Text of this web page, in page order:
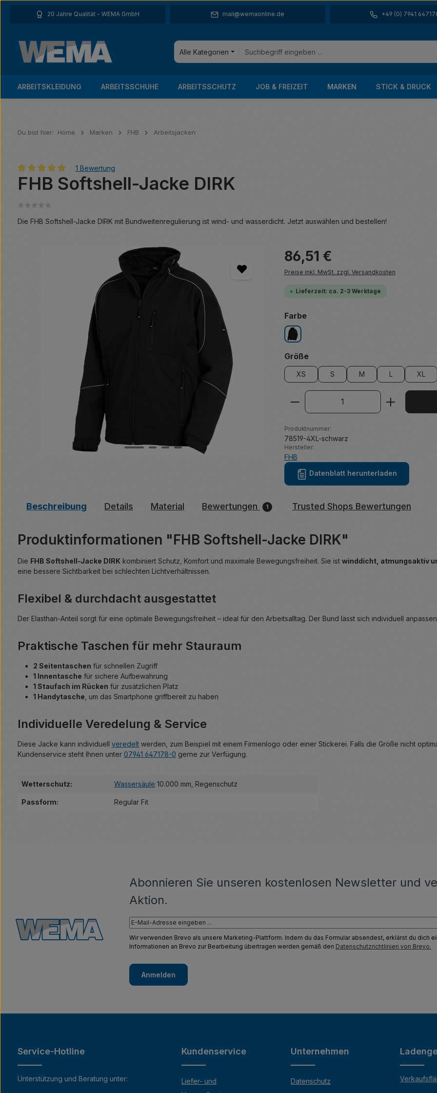
Hauptinhalt springen
Zur Suche springen
Zur Hauptnavigation springen
20 Jahre Qualität - WEMA GmbH mail@wemaonline.de +49 (0) 7941
Alle Kategorien
ARBEITSKLEIDUNG ARBEITSSCHUHE ARBEITSSCHUTZ JOB & FREIZEIT MARKEN STICK & DRUCK
Du bist hier: Home Marken FHB Arbeitsjacken
Durchschnittliche Bewertung von 5 von 5 Sternen
1 Bewertung
FHB Softshell-Jacke DIRK
Die FHB Softshell-Jacke DIRK mit Bundweitenregulierung ist wind- und wasserdicht. Jetzt auswählen und bestellen!
Regulärer Preis:
86,51 €
Preise inkl. MwSt. zzgl. Versandkosten
Lieferzeit: ca. 2-3 Werktage
Farbeauswählen
schwarz
Größeauswählen
XS S M L XL
Produkt Anzahl: Gib den
Produktnummer:
78519-4XL-schwarz
Hersteller:
FHB
Datenblatt herunterladen
Beschreibung Details Material Bewertungen 1 Trusted Shops Bewertungen
Produktinformationen "FHB Softshell-Jacke DIRK"
Die FHB Softshell-Jacke DIRK kombiniert Schutz, Komfort und maximale Bewegungsfreiheit. Sie ist winddicht, atmungsaktiv
eine bessere Sichtbarkeit bei schlechten Lichtverhältnissen.
Flexibel & durchdacht ausgestattet
Der Elasthan-Anteil sorgt für eine optimale Bewegungsfreiheit – ideal für den Arbeitsalltag. Der Bund lässt sich individuell
Praktische Taschen für mehr Stauraum
2 Seitentaschen für schnellen Zugriff
1 Innentasche für sichere Aufbewahrung
1 Staufach im Rücken für zusätzlichen Platz
1 Handytasche , um das Smartphone griffbereit zu haben
Individuelle Veredelung & Service
Diese Jacke kann individuell veredelt werden, zum Beispiel mit einem Firmenlogo oder einer Stickerei. Falls die Größe nicht
Kundenservice steht Ihnen unter 07941 647178-0 gerne zur Verfügung.
Wetterschutz: Wassersäule 10.000 mm , Regenschutz
Passform: Regular Fit
Abonnieren Sie unseren kostenlosen Newsletter und
Aktion.
Wir verwenden Brevo als unsere Marketing-Plattform. Indem du das Formular absendest, erklärst du dich
Informationen an Brevo zur Bearbeitung übertragen werden gemäß den Datenschutzrichtlinien von Brevo.
Anmelden
Service-Hotline
Unterstützung und Beratung unter:
Kundenservice
Liefer- und
Unternehmen
Datenschutz